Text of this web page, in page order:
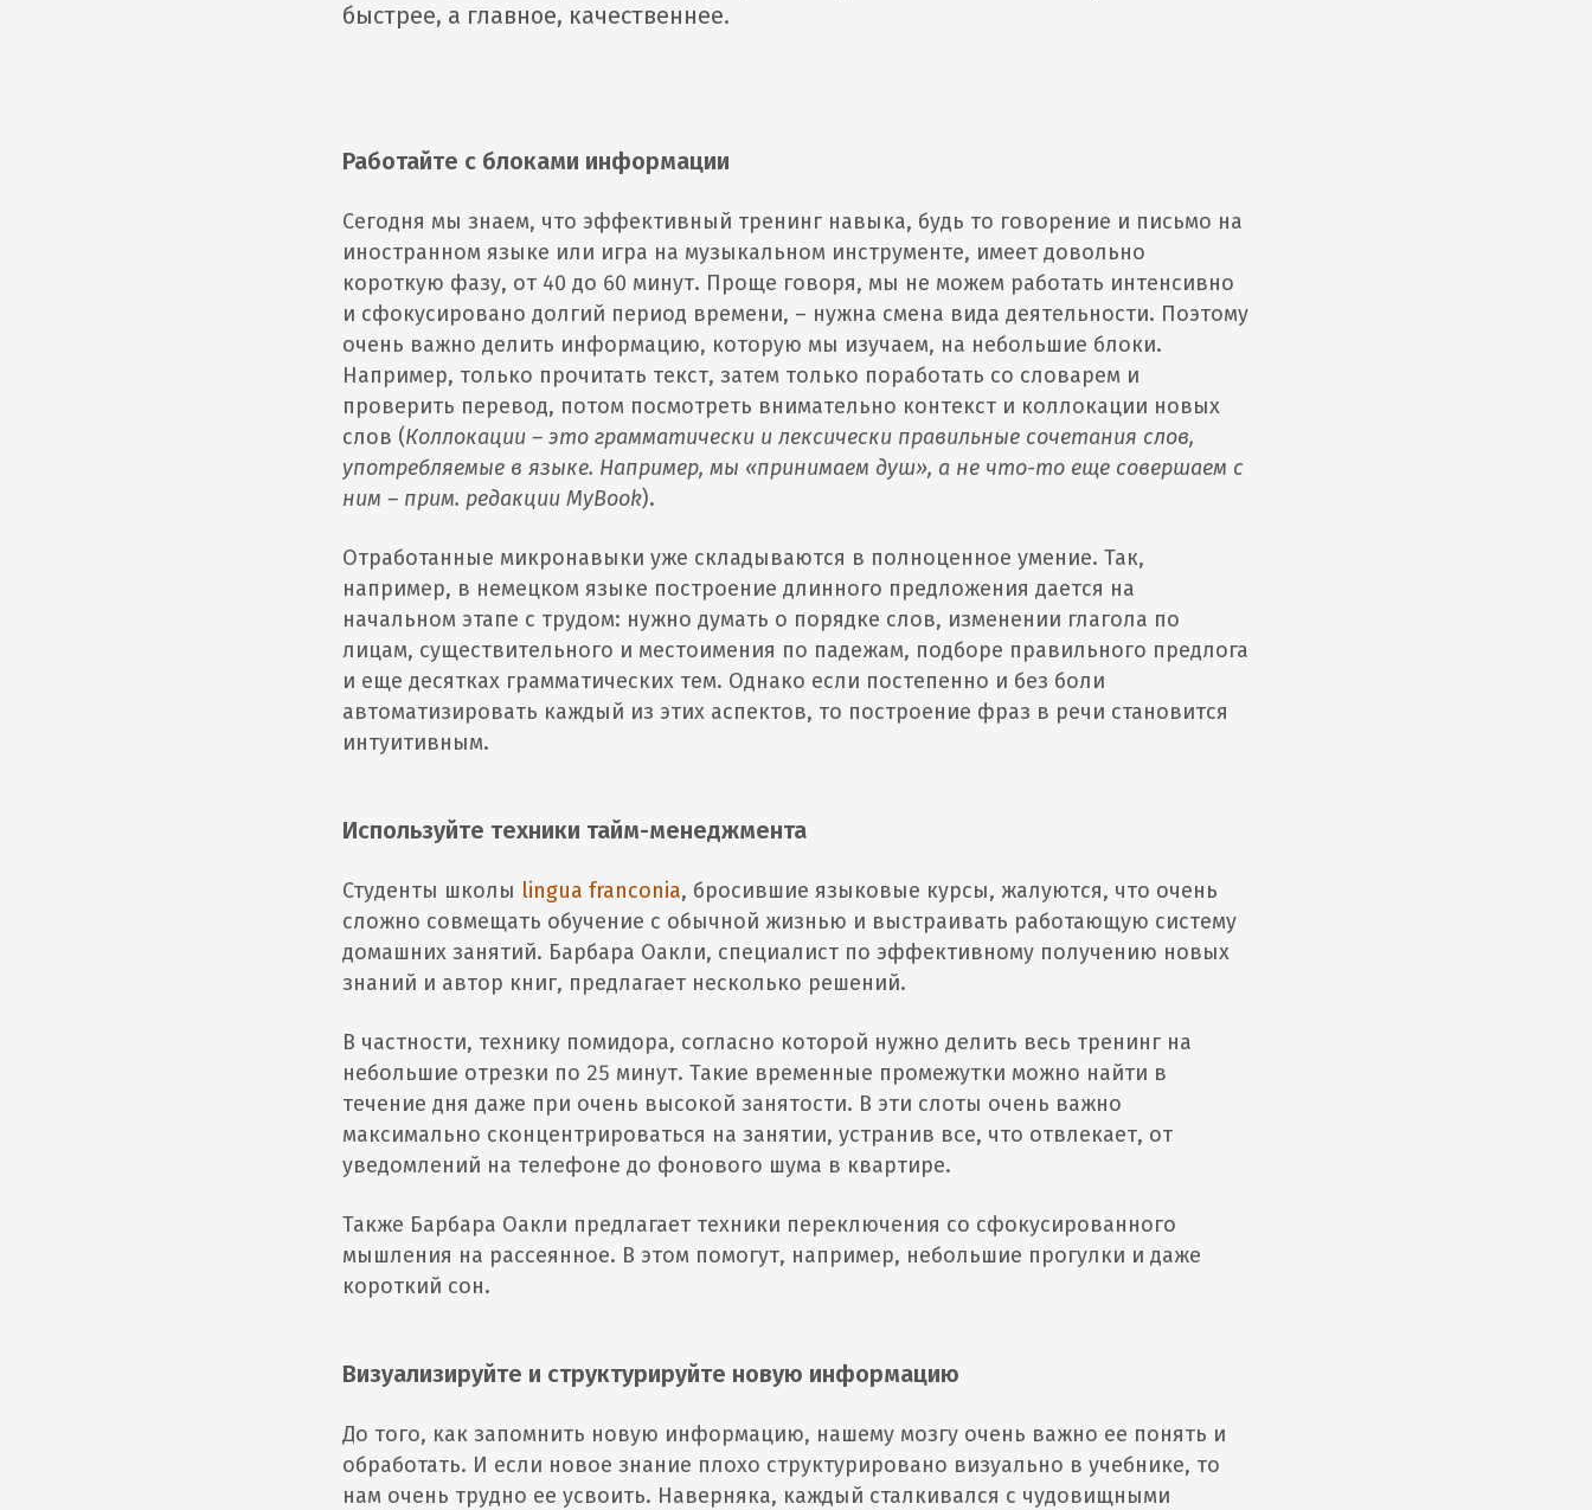
быстрее, а главное, качественнее.
Работайте с блоками информации
Сегодня мы знаем, что эффективный тренинг навыка, будь то говорение и письмо на
иностранном языке или игра на музыкальном инструменте, имеет довольно
короткую фазу, от 40 до 60 минут. Проще говоря, мы не можем работать интенсивно
и сфокусировано долгий период времени, – нужна смена вида деятельности. Поэтому
очень важно делить информацию, которую мы изучаем, на небольшие блоки.
Например, только прочитать текст, затем только поработать со словарем и
проверить перевод, потом посмотреть внимательно контекст и коллокации новых
слов (Коллокации – это грамматически и лексически правильные сочетания слов,
употребляемые в языке. Например, мы «принимаем душ», а не что-то еще совершаем с
ним – прим. редакции MyBook).
Отработанные микронавыки уже складываются в полноценное умение. Так,
например, в немецком языке построение длинного предложения дается на
начальном этапе с трудом: нужно думать о порядке слов, изменении глагола по
лицам, существительного и местоимения по падежам, подборе правильного предлога
и еще десятках грамматических тем. Однако если постепенно и без боли
автоматизировать каждый из этих аспектов, то построение фраз в речи становится
интуитивным.
Используйте техники тайм-менеджмента
Студенты школы lingua franconia, бросившие языковые курсы, жалуются, что очень
сложно совмещать обучение с обычной жизнью и выстраивать работающую систему
домашних занятий. Барбара Оакли, специалист по эффективному получению новых
знаний и автор книг, предлагает несколько решений.
В частности, технику помидора, согласно которой нужно делить весь тренинг на
небольшие отрезки по 25 минут. Такие временные промежутки можно найти в
течение дня даже при очень высокой занятости. В эти слоты очень важно
максимально сконцентрироваться на занятии, устранив все, что отвлекает, от
уведомлений на телефоне до фонового шума в квартире.
Также Барбара Оакли предлагает техники переключения со сфокусированного
мышления на рассеянное. В этом помогут, например, небольшие прогулки и даже
короткий сон.
Визуализируйте и структурируйте новую информацию
До того, как запомнить новую информацию, нашему мозгу очень важно ее понять и
обработать. И если новое знание плохо структурировано визуально в учебнике, то
нам очень трудно ее усвоить. Наверняка, каждый сталкивался с чудовищными